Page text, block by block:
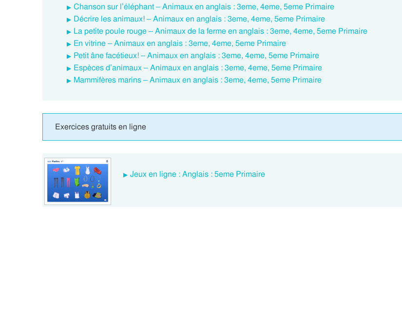
Chanson sur l’éléphant – Animaux en anglais : 3eme, 4eme, 5eme Primaire
Décrire les animaux! – Animaux en anglais : 3eme, 4eme, 5eme Primaire
La petite poule rouge – Animaux de la ferme en anglais : 3eme, 4eme, 5eme Primaire
En vitrine – Animaux en anglais : 3eme, 4eme, 5eme Primaire
Petit âne facétieux! – Animaux en anglais : 3eme, 4eme, 5eme Primaire
Espèces d’animaux – Animaux en anglais : 3eme, 4eme, 5eme Primaire
Mammifères marins – Animaux en anglais : 3eme, 4eme, 5eme Primaire
Exercices gratuits en ligne
Jeux en ligne : Anglais : 5eme Primaire